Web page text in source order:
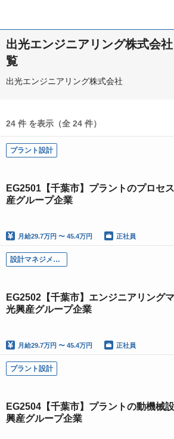
出光エンジニアリング株式会
覧
出光エンジニアリング株式会社
24 件 を表示（全 24 件）
プラント設計
EG2501【千葉市】プラントのプロセ
産グループ企業
月給29.7万円 〜 45.4万円 正社員
設計マネジメント
EG2502【千葉市】エンジニアリング
光興産グループ企業
月給29.7万円 〜 45.4万円 正社員
プラント設計
EG2504【千葉市】プラントの動機械
興産グループ企業